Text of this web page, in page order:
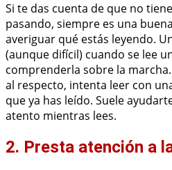
Si te das cuenta de que no
pasando, siempre es una
averiguar qué estás leyendo.
(aunque difícil) cuando se lee
comprenderla sobre la
al respecto, intenta leer con
que ya has leído. Suele
atento mientras lees.
2. Presta atención a